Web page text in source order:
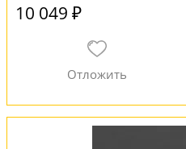
10 049 ₽